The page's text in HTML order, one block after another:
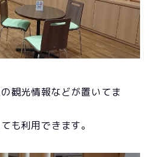
観光情報などが置いてま
も利用できます。